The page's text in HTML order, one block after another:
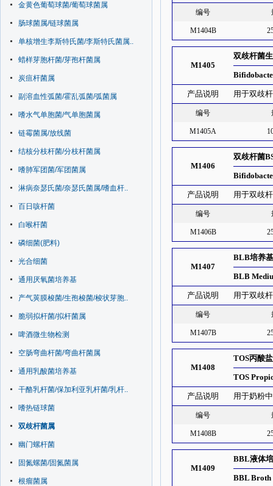
金黄色葡萄球菌/葡萄球菌属
肠球菌属/链球菌属
单核增生李斯特氏菌/李斯特氏菌属..
蜡样芽胞杆菌/芽孢杆菌属
炭疽杆菌属
副溶血性弧菌/霍乱弧菌/弧菌属
嗜水气单胞菌/气单胞菌属
链霉菌属/放线菌
结核分枝杆菌/分枝杆菌属
嗜肺军团菌/军团菌属
淋病奈瑟氏菌/奈瑟氏菌属/嗜血杆..
百日咳杆菌
白喉杆菌
磷细菌(肥料)
光合细菌
通用厌氧菌培养基
产气荚膜梭菌/生孢梭菌/梭状芽胞..
脆弱拟杆菌/拟杆菌属
啤酒微生物检测
空肠弯曲杆菌/弯曲杆菌属
通用乳酸菌培养基
干酪乳杆菌/保加利亚乳杆菌/乳杆..
嗜热链球菌
双歧杆菌属
幽门螺杆菌
固氮螺菌/固氮菌属
根瘤菌属
编号
M1404B
M1405
双歧杆菌
产品说明 用于双歧
编号
M1405A
M1406
双歧杆菌
产品说明 用于双歧
编号
M1406B
M1407
BLB培养
BLB
产品说明 用于双歧
编号
M1407B
M1408
TOS丙酸
TOS
产品说明 用于奶粉
编号
M1408B
M1409
BBL液体
BBL Broth